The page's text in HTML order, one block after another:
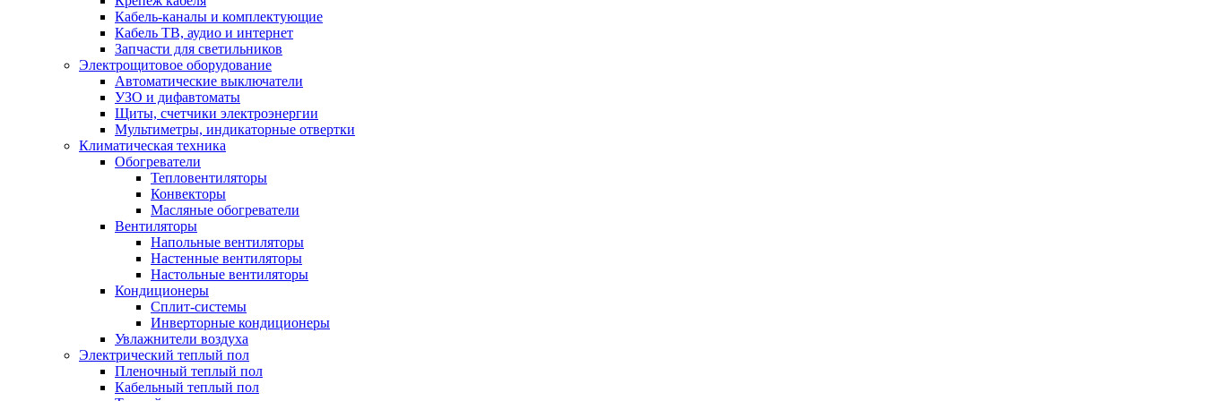
Кабель-каналы и комплектующие
Кабель ТВ, аудио и интернет
Запчасти для светильников
Электрощитовое оборудование
Автоматические выключатели
УЗО и дифавтоматы
Щиты, счетчики электроэнергии
Мультиметры, индикаторные отвертки
Климатическая техника
Обогреватели
Тепловентиляторы
Конвекторы
Масляные обогреватели
Вентиляторы
Напольные вентиляторы
Настенные вентиляторы
Настольные вентиляторы
Кондиционеры
Сплит-системы
Инверторные кондиционеры
Увлажнители воздуха
Электрический теплый пол
Пленочный теплый пол
Кабельный теплый пол